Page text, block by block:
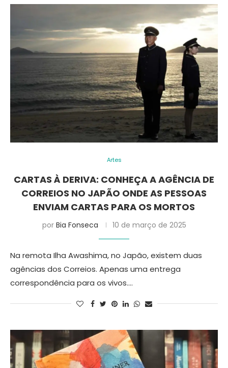
Artes
CARTAS À DERIVA: CONHEÇA A AGÊNCIA DE
CORREIOS NO JAPÃO ONDE AS PESSOAS
ENVIAM CARTAS PARA OS MORTOS
por Bia Fonseca 10 de março de 2025
Na remota Ilha Awashima, no Japão, existem duas
agências dos Correios. Apenas uma entrega
correspondência para os vivos.…